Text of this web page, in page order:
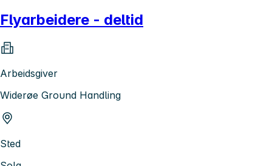
Flyarbeidere - deltid
Arbeidsgiver
Widerøe Ground Handling
Sted